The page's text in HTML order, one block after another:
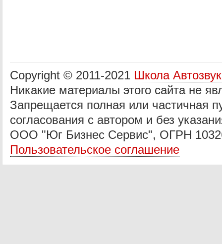
Copyright © 2011-2021 Школа
Никакие материалы этого сайта не
Запрещается полная или частичная
согласования с автором и без
ООО "Юг Бизнес Сервис", ОГРН
Пользовательское соглашение